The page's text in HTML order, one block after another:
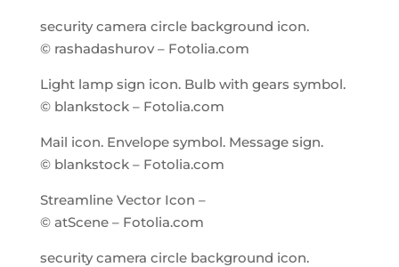
security camera circle background icon.
© rashadashurov – Fotolia.com
Light lamp sign icon. Bulb with gears symbol.
© blankstock – Fotolia.com
Mail icon. Envelope symbol. Message sign.
© blankstock – Fotolia.com
Streamline Vector Icon –
© atScene – Fotolia.com
security camera circle background icon.